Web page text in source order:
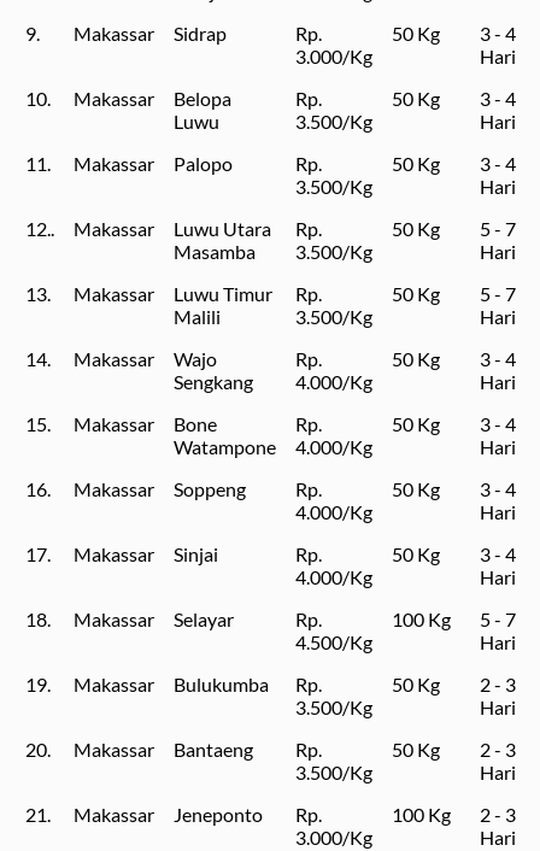
9.
Makassar Sidrap
Rp.
3.000/Kg
50 Kg
3 - 4
Hari
10.
Makassar
Belopa
Luwu
Rp.
3.500/Kg
50 Kg
3 - 4
Hari
11.
Makassar Palopo
Rp.
3.500/Kg
50 Kg
3 - 4
Hari
12..
Makassar
Luwu Utara
Masamba
Rp.
3.500/Kg
50 Kg
5 - 7
Hari
13.
Makassar
Luwu Timur
Malili
Rp.
3.500/Kg
50 Kg
5 - 7
Hari
14.
Makassar
Wajo
Sengkang
Rp.
4.000/Kg
50 Kg
3 - 4
Hari
15.
Makassar
Bone
Watampone
Rp.
4.000/Kg
50 Kg
3 - 4
Hari
16.
Makassar Soppeng
Rp.
4.000/Kg
50 Kg
3 - 4
Hari
17.
Makassar Sinjai
Rp.
4.000/Kg
50 Kg
3 - 4
Hari
18.
Makassar Selayar
Rp.
4.500/Kg
100 Kg
5 - 7
Hari
19.
Makassar Bulukumba
Rp.
3.500/Kg
50 Kg
2 - 3
Hari
20.
Makassar Bantaeng
Rp.
3.500/Kg
50 Kg
2 - 3
Hari
21.
Makassar Jeneponto
Rp.
3.000/Kg
100 Kg
2 - 3
Hari